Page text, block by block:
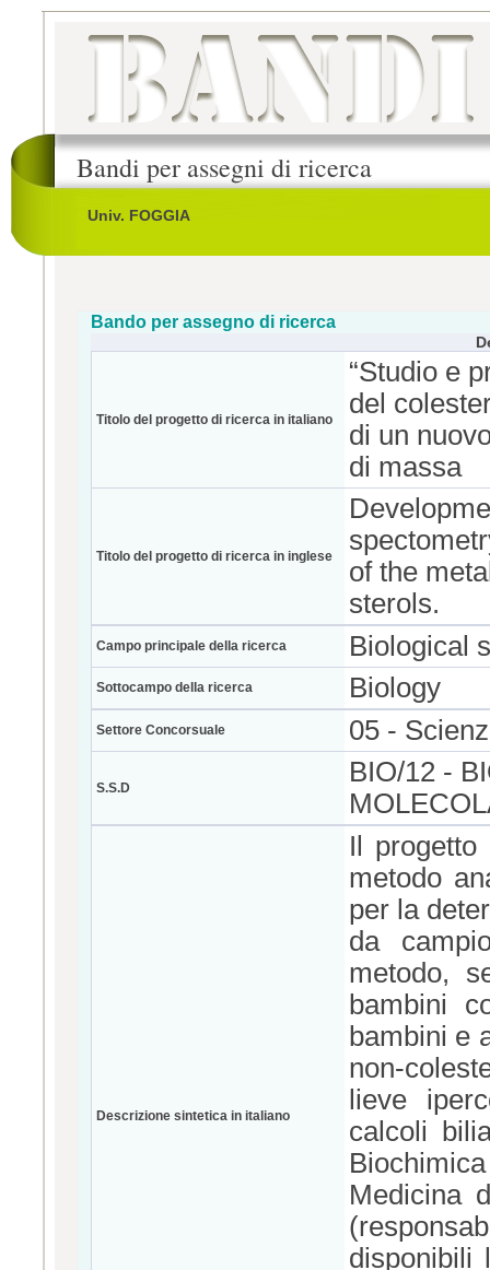
Bandi per assegni di ricerca
Univ. FOGGIA
Bando per assegno di ricerca
Titolo del progetto di ricerca in italiano
“Studio e
del
di un
di massa
Titolo del progetto di ricerca in inglese
of the
sterols.
Campo principale della ricerca Biological
Sottocampo della ricerca Biology
Settore Concorsuale 05 -
S.S.D
BIO/12 -
Descrizione sintetica in italiano
Il progetto
metodo
per la
da
metodo,
bambini
bambini e
non-
lieve
calcoli
Medicina
disponibili